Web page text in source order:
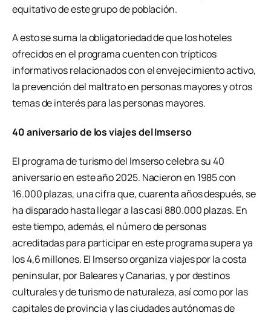
equitativo de este grupo de población.
A esto se suma la obligatoriedad de que los hoteles
ofrecidos en el programa cuenten con trípticos
informativos relacionados con el envejecimiento activo,
la prevención del maltrato en personas mayores y otros
temas de interés para las personas mayores.
40 aniversario de los viajes del Imserso
El programa de turismo del Imserso celebra su 40
aniversario en este año 2025. Nacieron en 1985 con
16.000 plazas, una cifra que, cuarenta años después, se
ha disparado hasta llegar a las casi 880.000 plazas. En
este tiempo, además, el número de personas
acreditadas para participar en este programa supera ya
los 4,6 millones. El Imserso organiza viajes por la costa
peninsular, por Baleares y Canarias, y por destinos
culturales y de turismo de naturaleza, así como por las
capitales de provincia y las ciudades autónomas de